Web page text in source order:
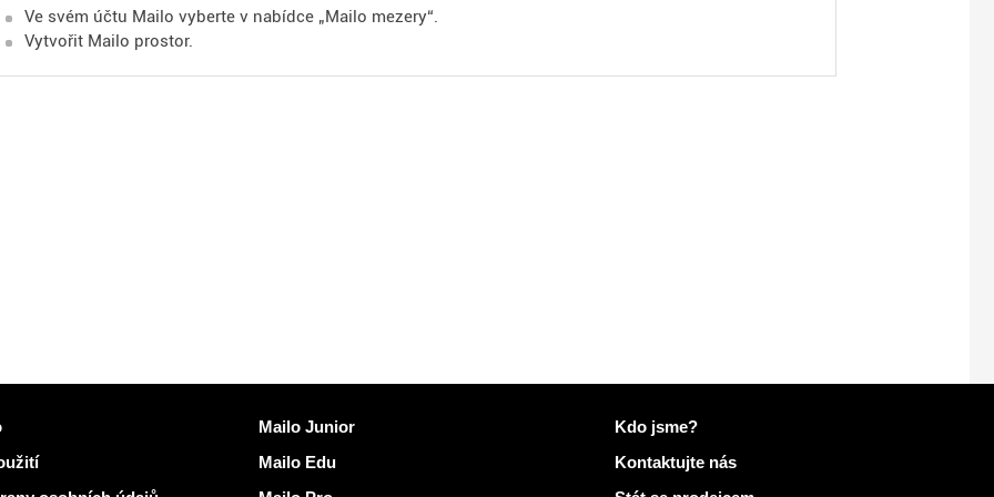
Ve svém účtu Mailo vyberte v nabídce „Mailo mezery“.
Vytvořit Mailo prostor.
Objevit Mailo
Mailo Junior
Mailo Edu
Další informace na Mailo
Kdo jsme?
Kontaktujte nás